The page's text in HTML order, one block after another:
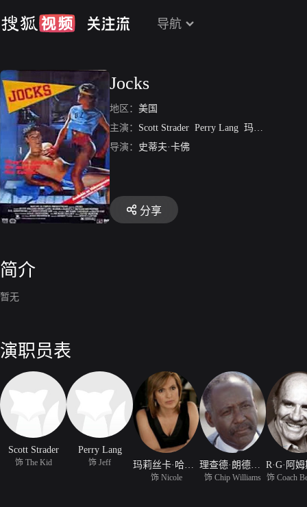
导航
Jocks
地区： 美国
主演： Scott Strader Perry Lang 玛莉丝卡·哈吉塔
导演： 史蒂夫·卡佛
分享
简介
暂无
演职员表
Scott Strader
饰 The Kid
Perry Lang
饰 Jeff
饰 Nicole 饰 Chip Williams 饰 Coach